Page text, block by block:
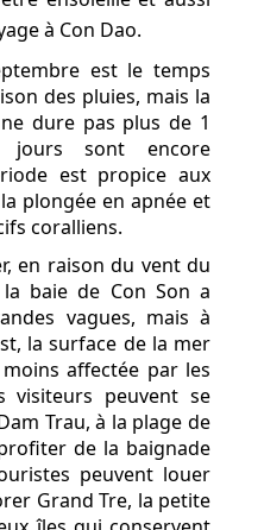
à Con Dao.
est le temps
des pluies, mais la
dure pas plus de 1
jours sont encore
est propice aux
plongée en apnée et
coralliens.
en raison du vent du
baie de Con Son a
vagues, mais à
la surface de la mer
affectée par les
visiteurs peuvent se
Trau, à la plage de
de la baignade
peuvent louer
Grand Tre, la petite